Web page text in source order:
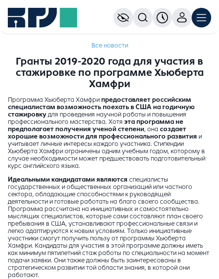
Все новости
Гранты 2019-2020 года для участия в
стажировке по программе Хьюберта
Хамфри
Программа Хьюберта Хамфри предоставляет российским
специалистам возможность поехать в США на годичную
стажировку для проведения научной работы и повышения
профессионального мастерства. Хотя эта программа не
предполагает получения ученой степени, она создает
хорошие возможности для профессионального развития и
учитывает личные интересы каждого участника. Стипендии
Хьюберта Хамфри ограничены одним учебным годом, которому в
случае необходимости может предшествовать подготовительный
курс английского языка.
Идеальными кандидатами являются специалисты
государственных и общественных организаций или частного
сектора, обладающие способностями к руководящей
деятельности и готовые работать на благо своего сообщества.
Программа рассчитана на инициативных и самостоятельно
мыслящих специалистов, которые сами составляют план своего
пребывания в США, устанавливают профессиональные связи и
легко адаптируются к новым условиям. Только инициативные
участники смогут получить пользу от программы Хьюберта
Хамфри. Кандидаты для участия в этой программе должны иметь
как минимум пятилетний стаж работы по специальности на момент
подачи заявки. Они также должны быть заинтересованы в
стратегическом развитии той области знания, в которой они
работают.